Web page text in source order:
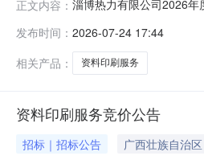
正文内容： 淄博热力有限公司2026
方式：询比价4、采购内
发布时间： 2026-07-24 17:44
相关产品：
资料印刷服务
资料印刷服务竞价公告
招标｜招标公告 广西壮族自治